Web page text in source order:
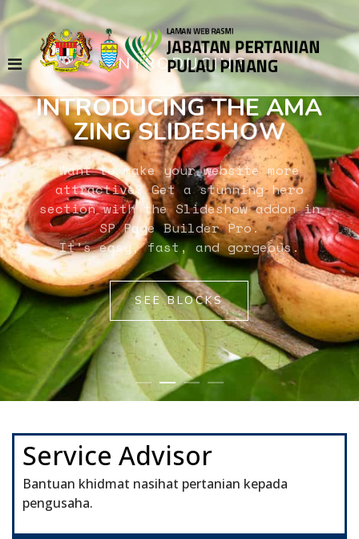
INTRODUCING
INTRODUCINGTHE AMA
ZINGSLIDESHOW
Want to make your website more
attractive? Get a stunning hero
section with the Slideshow addon in
SP Page Builder Pro.
It’s easy, fast, and gorgeous.
SEE BLOCKS
Service Advisor
Bantuan khidmat nasihat pertanian kepada
pengusaha.